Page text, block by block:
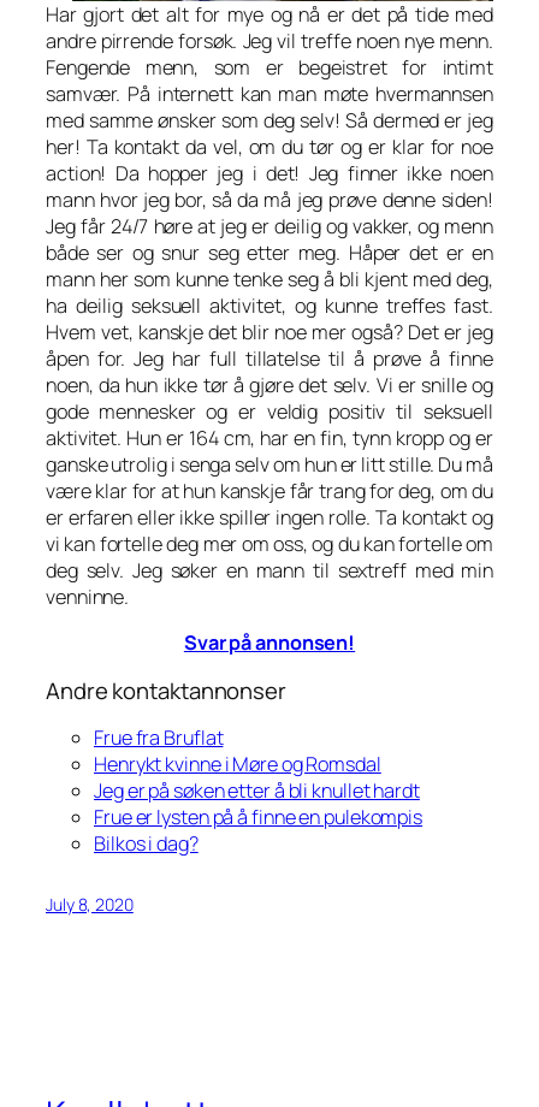
Har gjort det alt for mye og nå er det på tide med
andre pirrende forsøk. Jeg vil treffe noen nye menn.
Fengende menn, som er begeistret for intimt
samvær. På internett kan man møte hvermannsen
med samme ønsker som deg selv! Så dermed er jeg
her! Ta kontakt da vel, om du tør og er klar for noe
action! Da hopper jeg i det! Jeg finner ikke noen
mann hvor jeg bor, så da må jeg prøve denne siden!
Jeg får 24/7 høre at jeg er deilig og vakker, og menn
både ser og snur seg etter meg. Håper det er en
mann her som kunne tenke seg å bli kjent med deg,
ha deilig seksuell aktivitet, og kunne treffes fast.
Hvem vet, kanskje det blir noe mer også? Det er jeg
åpen for. Jeg har full tillatelse til å prøve å finne
noen, da hun ikke tør å gjøre det selv. Vi er snille og
gode mennesker og er veldig positiv til seksuell
aktivitet. Hun er 164 cm, har en fin, tynn kropp og er
ganske utrolig i senga selv om hun er litt stille. Du må
være klar for at hun kanskje får trang for deg, om du
er erfaren eller ikke spiller ingen rolle. Ta kontakt og
vi kan fortelle deg mer om oss, og du kan fortelle om
deg selv. Jeg søker en mann til sextreff med min
venninne.
Svar på annonsen!
Andre kontaktannonser
Frue fra Bruflat
Henrykt kvinne i Møre og Romsdal
Jeg er på søken etter å bli knullet hardt
Frue er lysten på å finne en pulekompis
Bilkos i dag?
July 8, 2020